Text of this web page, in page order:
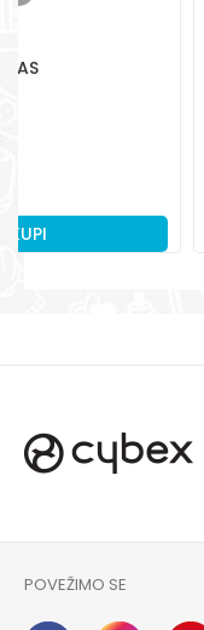
KUPI
POVEŽIMO SE